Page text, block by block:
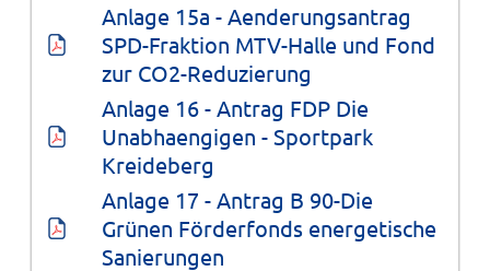
Anlage 15a - Aenderungsantrag
SPD-Fraktion MTV-Halle und Fond
zur CO2-Reduzierung
Anlage 16 - Antrag FDP Die
Unabhaengigen - Sportpark
Kreideberg
Anlage 17 - Antrag B 90-Die
Grünen Förderfonds energetische
Sanierungen